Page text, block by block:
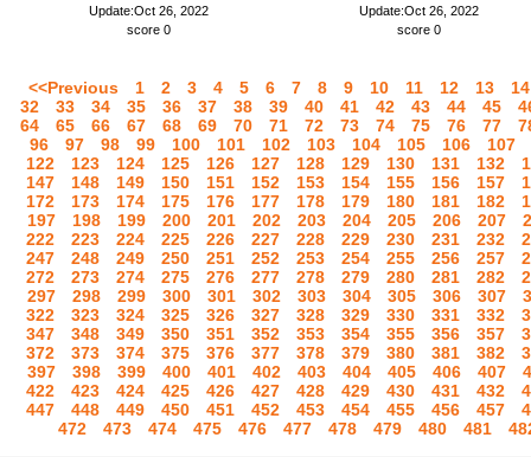
Update:Oct 26, 2022
score 0
Update:Oct 26, 2022
score 0
<<Previous 1 2 3 4 5 6 7 8 9 10 11 12 13
14
32
33 34 35 36 37 38 39 40 41 42 43 44 45
64
65 66 67 68 69 70 71 72 73 74 75 76 77
96
97 98 99 100 101 102 103 104 105 106
107
122
123 124 125 126 127 128 129 130 131 132
147
148 149 150 151 152 153 154 155 156 157
172
173 174 175 176 177 178 179 180 181 182
197
198 199 200 201 202 203 204 205 206 207
222
223 224 225 226 227 228 229 230 231 232
247
248 249 250 251 252 253 254 255 256 257
272
273 274 275 276 277 278 279 280 281 282
297
298 299 300 301 302 303 304 305 306 307
322
323 324 325 326 327 328 329 330 331 332
347
348 349 350 351 352 353 354 355 356 357
372
373 374 375 376 377 378 379 380 381 382
397
398 399 400 401 402 403 404 405 406 407
422
423 424 425 426 427 428 429 430 431 432
447
448 449 450 451 452 453 454 455 456 457
472
473 474 475 476 477 478 479 480 481